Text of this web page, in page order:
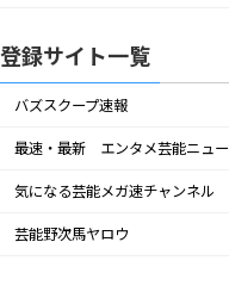
登録サイト一覧
バズスクープ速報
最速・最新 エンタメ芸能ニュー
気になる芸能メガ速チャンネル
芸能野次馬ヤロウ